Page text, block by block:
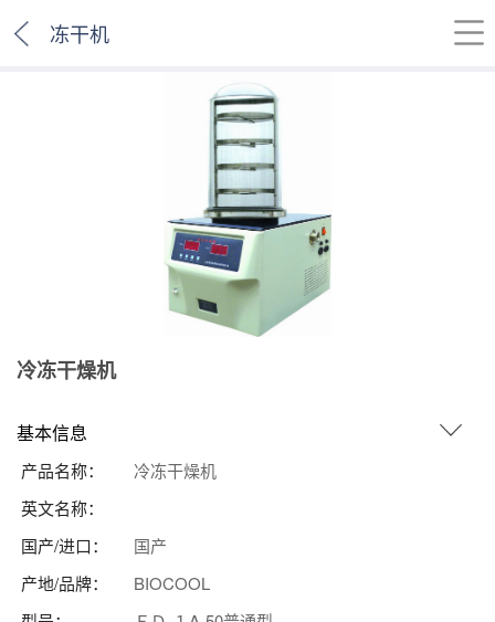
冻干机
冷冻干燥机
基本信息
产品名称：
冷冻干燥机
英文名称：
国产/进口：
国产
产地/品牌：
BIOCOOL